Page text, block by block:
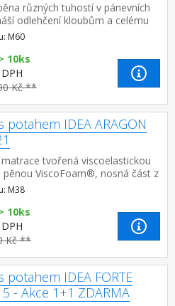
různých tuhostí v pánevních
odlehčení kloubům a celému
aparátu 7zónová anatomická
– velice j...
M60
10ks
Kč **
potahem IDEA ARAGON
tvořená viscoelastickou
ViscoFoam®, nosná část z
zón s rozdílnou
optimální opo...
M38
10ks
Kč **
potahem IDEA FORTE
- Akce 1+1 ZDARMA